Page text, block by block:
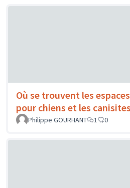
Où se trouvent les
pour chiens et les
Philippe GOURHANT
1 0